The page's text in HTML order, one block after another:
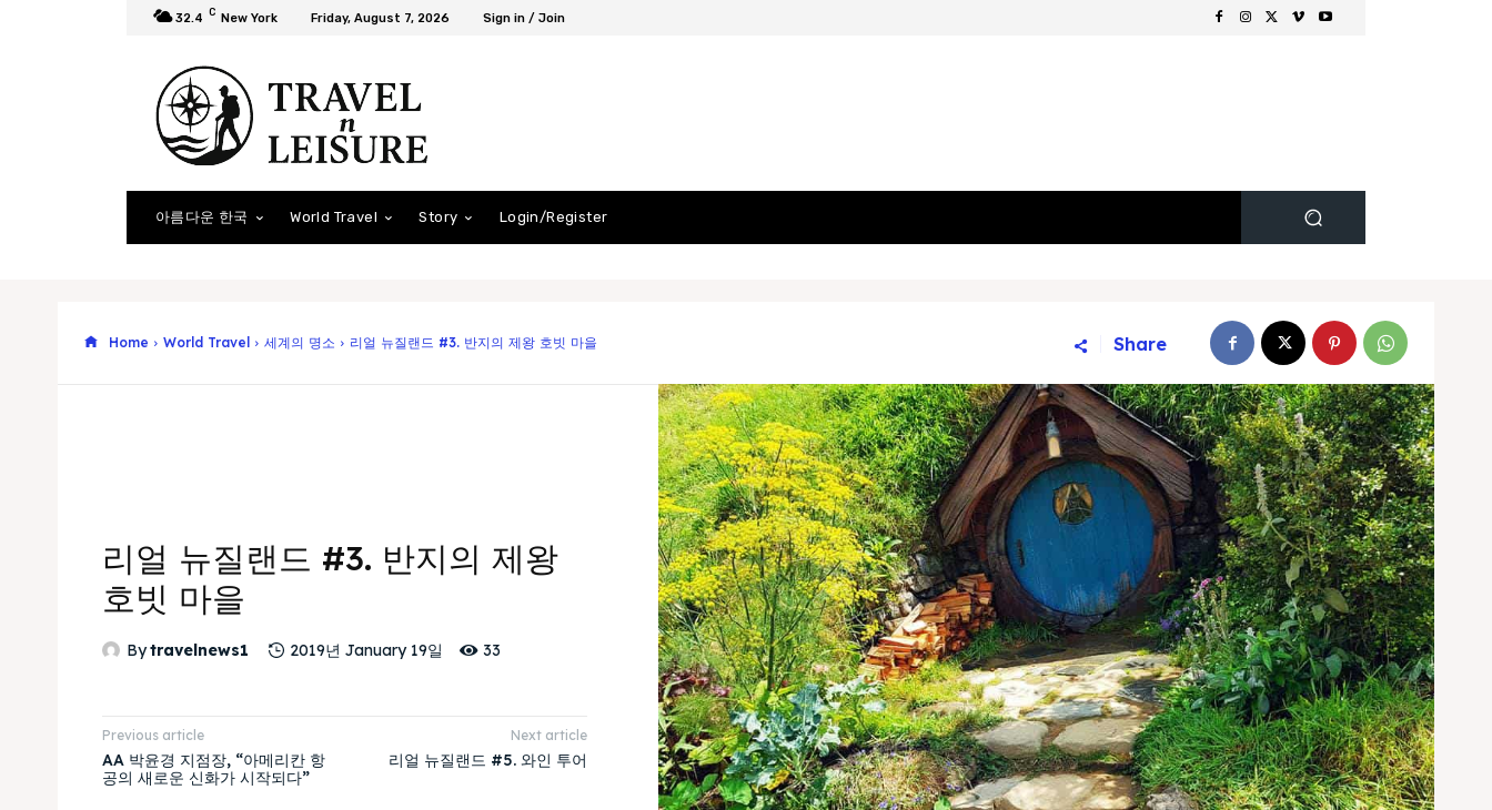
32.4 C New York Friday, August 7, 2026 Sign in / Join
아름다운 한국 World Travel Story Login/Register
Home World Travel 세계의 명소 리얼 뉴질랜드 #3. 반지의 제왕 호빗 마을 Share
리얼 뉴질랜드 #3. 반지의 제왕
호빗 마을
Bytravelnews1 2019년 January 19일 33
Previous article
AA 박윤경 지점장, “아메리칸 항
공의 새로운 신화가 시작되다”
Next article
리얼 뉴질랜드 #5. 와인 투어